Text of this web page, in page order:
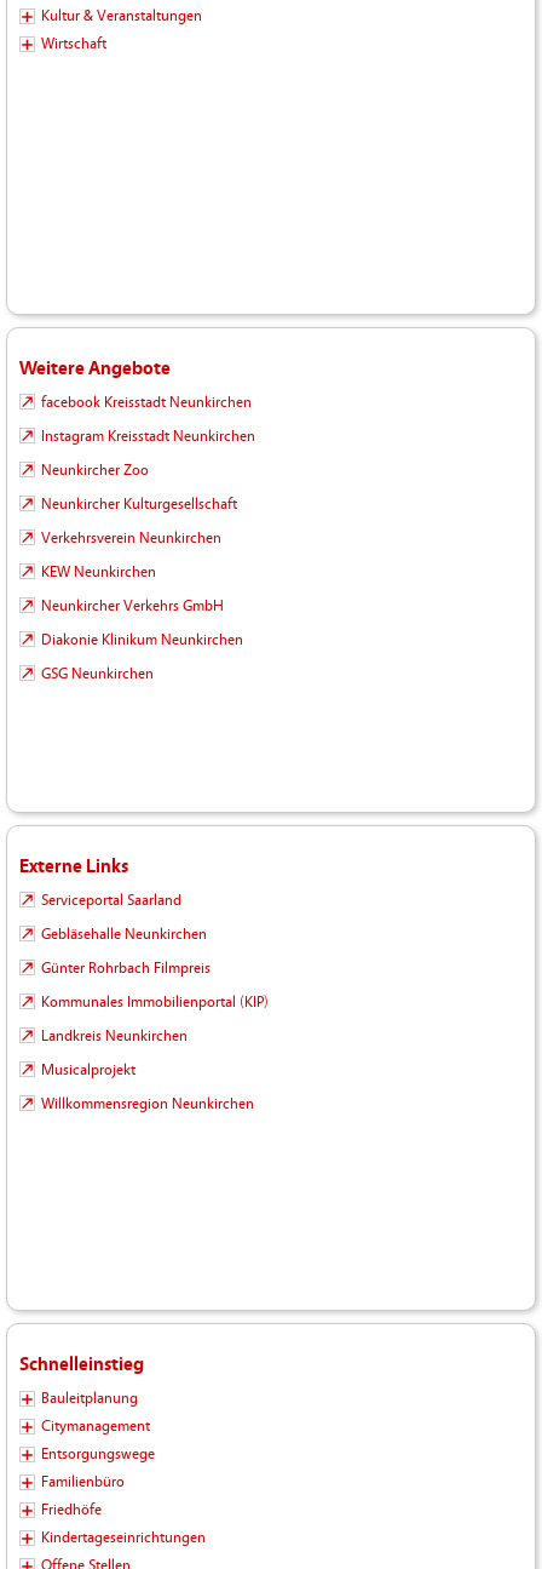
Kultur & Veranstaltungen
Wirtschaft
Weitere Angebote
facebook Kreisstadt Neunkirchen
Instagram Kreisstadt Neunkirchen
Neunkircher Zoo
Neunkircher Kulturgesellschaft
Verkehrsverein Neunkirchen
KEW Neunkirchen
Neunkircher Verkehrs GmbH
Diakonie Klinikum Neunkirchen
GSG Neunkirchen
Externe Links
Serviceportal Saarland
Gebläsehalle Neunkirchen
Günter Rohrbach Filmpreis
Kommunales Immobilienportal (KIP)
Landkreis Neunkirchen
Musicalprojekt
Willkommensregion Neunkirchen
Schnelleinstieg
Bauleitplanung
Citymanagement
Entsorgungswege
Familienbüro
Friedhöfe
Kindertageseinrichtungen
Offene Stellen